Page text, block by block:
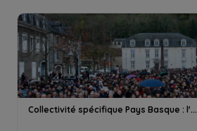
Collectivité spécifique Pays Basque : l'...